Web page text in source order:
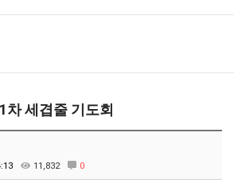
차 세겹줄 기도회
11,832 0